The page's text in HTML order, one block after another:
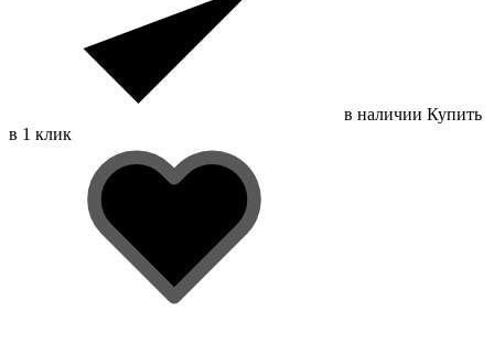
в наличии Купить
в 1 клик